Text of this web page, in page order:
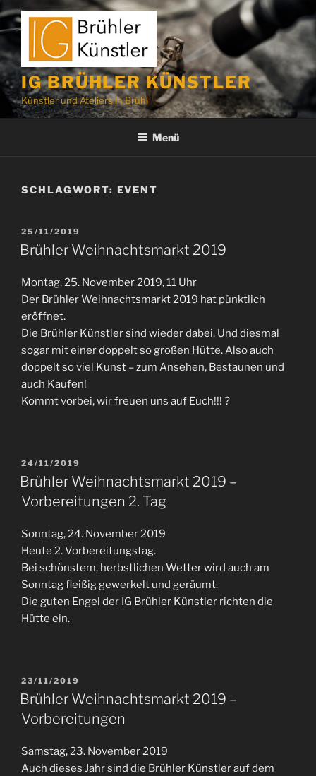
Zum
Inhalt
springen
IG BRÜHLER KÜNSTLER
Künstler und Ateliers in Brühl
Menü
SCHLAGWORT: EVENT
VERÖFFENTLICHT
AM
25/11/2019
Brühler Weihnachtsmarkt 2019
Montag, 25. November 2019, 11 Uhr
Der Brühler Weihnachtsmarkt 2019 hat pünktlich
eröffnet.
Die Brühler Künstler sind wieder dabei. Und diesmal
sogar mit einer doppelt so großen Hütte. Also auch
doppelt so viel Kunst – zum Ansehen, Bestaunen und
auch Kaufen!
Kommt vorbei, wir freuen uns auf Euch!!! ?
VERÖFFENTLICHT
AM
24/11/2019
Brühler Weihnachtsmarkt 2019 –
Vorbereitungen 2. Tag
Sonntag, 24. November 2019
Heute 2. Vorbereitungstag.
Bei schönstem, herbstlichen Wetter wird auch am
Sonntag fleißig gewerkelt und geräumt.
Die guten Engel der IG Brühler Künstler richten die
Hütte ein.
VERÖFFENTLICHT
AM
23/11/2019
Brühler Weihnachtsmarkt 2019 –
Vorbereitungen
Samstag, 23. November 2019
Auch dieses Jahr sind die Brühler Künstler auf dem